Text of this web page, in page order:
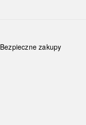
Bezpieczne zakupy